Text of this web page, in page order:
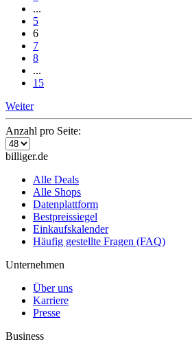
...
5
6
7
8
...
15
Weiter
Anzahl pro Seite:
billiger.de
Alle Deals
Alle Shops
Datenplattform
Bestpreissiegel
Einkaufskalender
Häufig gestellte Fragen (FAQ)
Unternehmen
Über uns
Karriere
Presse
Business